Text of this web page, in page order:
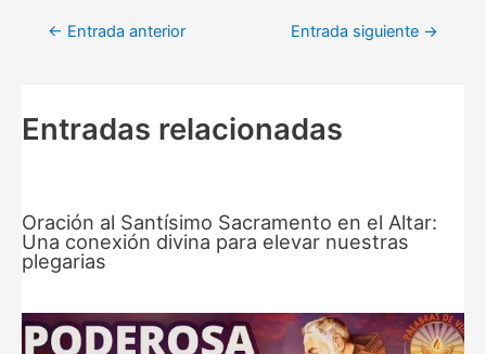
Navegación
← Entrada anterior Entrada siguiente →
Entradas relacionadas
Oración al Santísimo Sacramento en el Altar:
Una conexión divina para elevar nuestras
plegarias